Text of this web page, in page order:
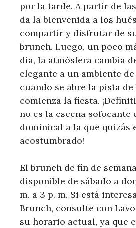
por la tarde. A partir de las
da la bienvenida a los
compartir y disfrutar de
brunch. Luego, un poco
día, la atmósfera cambia
elegante a un ambiente
cuando se abre la pista de
comienza la fiesta.
no es la escena sofocante
dominical a la que quizás
acostumbrado!
El brunch de fin de
disponible de sábado a
m. a 3 p. m. Si está
Brunch, consulte con
su horario actual, ya que